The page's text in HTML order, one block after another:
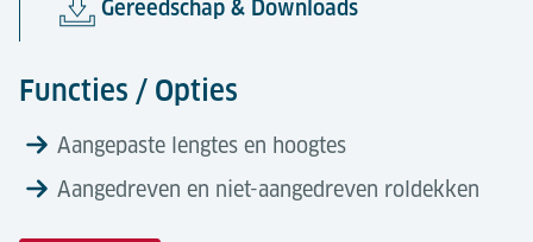
Gereedschap & Downloads
Functies / Opties
Aangepaste lengtes en hoogtes
Aangedreven en niet-aangedreven roldekken